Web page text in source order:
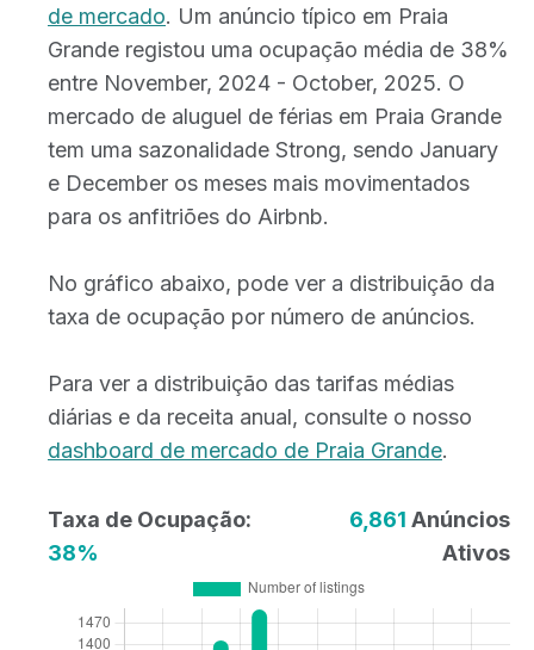
de mercado. Um anúncio típico em Praia
Grande registou uma ocupação média de 38%
entre November, 2024 - October, 2025. O
mercado de aluguel de férias em Praia Grande
tem uma sazonalidade Strong, sendo January
e December os meses mais movimentados
para os anfitriões do Airbnb.
No gráfico abaixo, pode ver a distribuição da
taxa de ocupação por número de anúncios.
Para ver a distribuição das tarifas médias
diárias e da receita anual, consulte o nosso
dashboard de mercado de Praia Grande.
Taxa de Ocupação:
38%
6,861 Anúncios
Ativos